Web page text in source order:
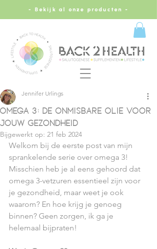
- Bekijk al onze producten -
Omega 3: De Onmisbare Olie voor
Jouw Gezondheid
Jennifer Urlings
Bijgewerkt op: 21 feb 2024
Welkom bij de eerste post van mijn
sprankelende serie over omega 3!
Misschien heb je al eens gehoord dat
omega 3-vetzuren essentieel zijn voor
je gezondheid, maar weet je ook
waarom? En hoe krijg je genoeg
binnen? Geen zorgen, ik ga je
helemaal bijpraten!